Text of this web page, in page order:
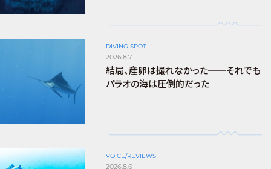
DIVING SPOT
2026.8.7
結局、産卵は撮れなかった──それでも
パラオの海は圧倒的だった
VOICE/REVIEWS
2026.8.6